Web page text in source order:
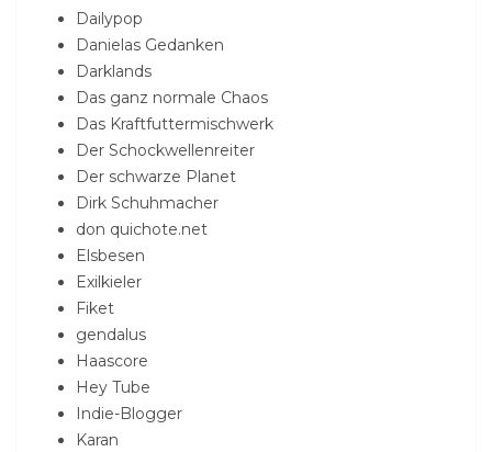
Dailypop
Danielas Gedanken
Darklands
Das ganz normale Chaos
Das Kraftfuttermischwerk
Der Schockwellenreiter
Der schwarze Planet
Dirk Schuhmacher
don quichote.net
Elsbesen
Exilkieler
Fiket
gendalus
Haascore
Hey Tube
Indie-Blogger
Karan